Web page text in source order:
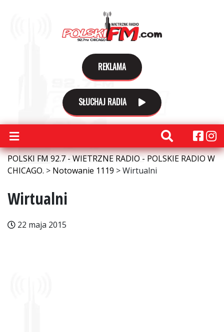
REKLAMA
SŁUCHAJ RADIA
POLSKI FM 92.7 - WIETRZNE RADIO - POLSKIE RADIO W
CHICAGO. > Notowanie 1119 >Wirtualni
Wirtualni
22 maja 2015